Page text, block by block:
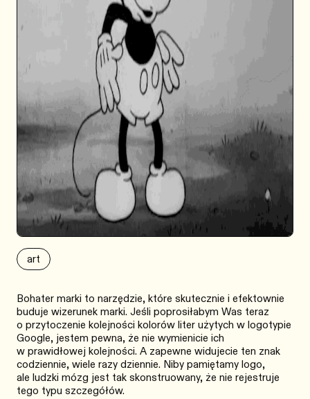
art
Bohater marki to narzędzie, które skutecznie i efektownie
buduje wizerunek marki. Jeśli poprosiłabym Was teraz
o przytoczenie kolejności kolorów liter użytych w logotypie
Google, jestem pewna, że nie wymienicie ich
w prawidłowej kolejności. A zapewne widujecie ten znak
codziennie, wiele razy dziennie. Niby pamiętamy logo,
ale ludzki mózg jest tak skonstruowany, że nie rejestruje
tego typu szczegółów.